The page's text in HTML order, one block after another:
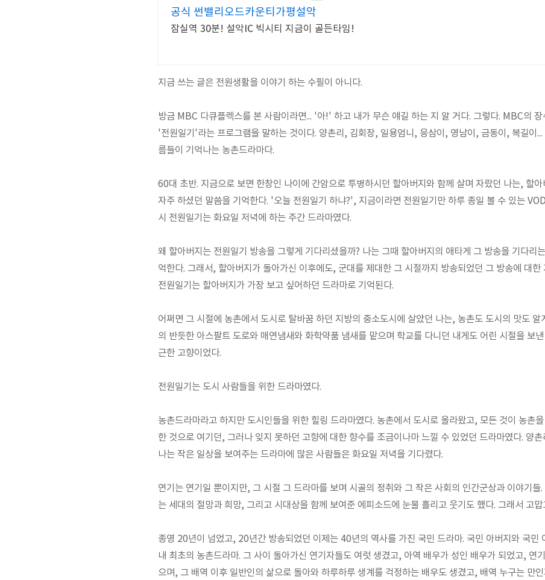
공식 썬밸리오드카운티가평설악
잠실역 30분! 설악IC 빅시티 지금이 골든타임!
지금 쓰는 글은 전원생활을 이야기 하는 수필이 아니다.
방금 MBC 다큐플렉스를 본 사람이라면... '아!' 하고 내가 무슨 얘길 하는 지 알 거다. 그렇다. MBC의
'전원일기'라는 프로그램을 말하는 것이다. 양촌리, 김회장, 일용엄니, 응삼이, 영남이, 금동이, 복길이...
름들이 기억나는 농촌드라마다.
60대 초반. 지금으로 보면 한창인 나이에 간암으로 투병하시던 할아버지와 함께 살며 자랐던 나는, 할
자주 하셨던 말씀을 기억한다. '오늘 전원일기 하냐?', 지금이라면 전원일기만 하루 종일 볼 수 있는
시 전원일기는 화요일 저녁에 하는 주간 드라마였다.
왜 할아버지는 전원일기 방송을 그렇게 기다리셨을까? 나는 그때 할아버지의 애타게 그 방송을 기다리
억한다. 그래서, 할아버지가 돌아가신 이후에도, 군대를 제대한 그 시절까지 방송되었던 그 방송에 대한
전원일기는 할아버지가 가장 보고 싶어하던 드라마로 기억된다.
어쩌면 그 시절에 농촌에서 도시로 탈바꿈 하던 지방의 중소도시에 살았던 나는, 농촌도 도시의 맛도
의 반듯한 아스팔트 도로와 매연냄새와 화학약품 냄새를 맡으며 학교를 다니던 내게도 어린 시절을 보
근한 고향이었다.
전원일기는 도시 사람들을 위한 드라마였다.
농촌드라마라고 하지만 도시인들을 위한 힐링 드라마였다. 농촌에서 도시로 올라왔고, 모든 것이 농촌
한 것으로 여기던, 그러나 잊지 못하던 고향에 대한 향수를 조금이나마 느낄 수 있었던 드라마였다. 양
나는 작은 일상을 보여주는 드라마에 많은 사람들은 화요일 저녁을 기다렸다.
연기는 연기일 뿐이지만, 그 시절 그 드라마를 보며 시골의 정취와 그 작은 사회의 인간군상과 이야기
는 세대의 절망과 희망, 그리고 시대상을 함께 보여준 에피소드에 눈물 흘리고 웃기도 했다. 그래서 고
종영 20년이 넘었고, 20년간 방송되었던 이제는 40년의 역사를 가진 국민 드라마. 국민 아버지와 국민
내 최초의 농촌드라마. 그 사이 돌아가신 연기자들도 여럿 생겼고, 아역 배우가 성인 배우가 되었고, 연
으며, 그 배역 이후 일반인의 삶으로 돌아와 하루하루 생계를 걱정하는 배우도 생겼고, 배역 누구는 만